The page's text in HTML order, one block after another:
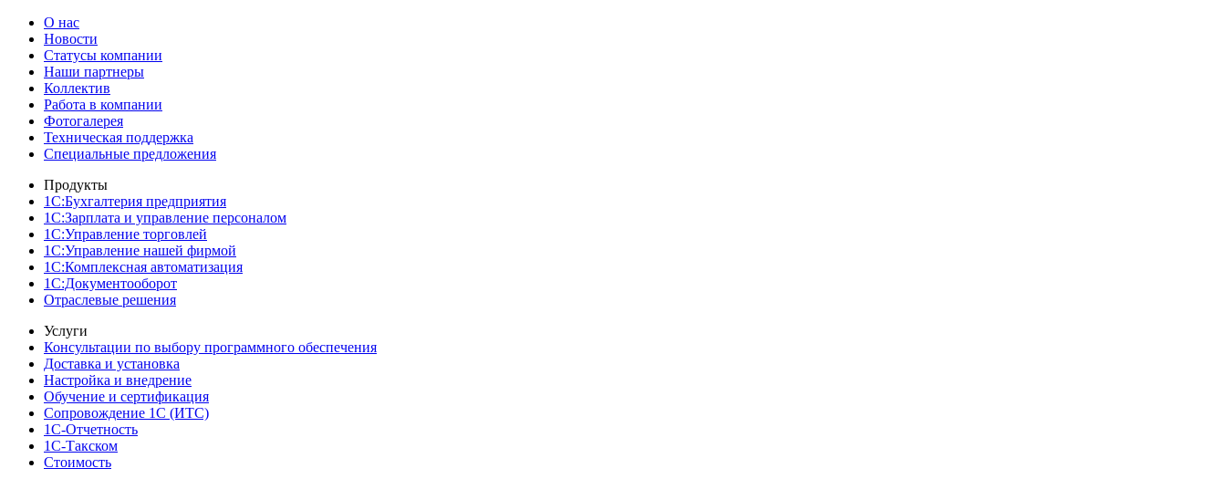
О нас
Новости
Cтатусы компании
Наши партнеры
Коллектив
Работа в компании
Фотогалерея
Техническая поддержка
Специальные предложения
Продукты
1С:Бухгалтерия предприятия
1С:Зарплата и управление персоналом
1С:Управление торговлей
1С:Управление нашей фирмой
1С:Комплексная автоматизация
1С:Документооборот
Отраслевые решения
Услуги
Консультации по выбору программного обеспечения
Доставка и установка
Настройка и внедрение
Обучение и сертификация
Сопровождение 1С (ИТС)
1С-Отчетность
1С-Такском
Стоимость